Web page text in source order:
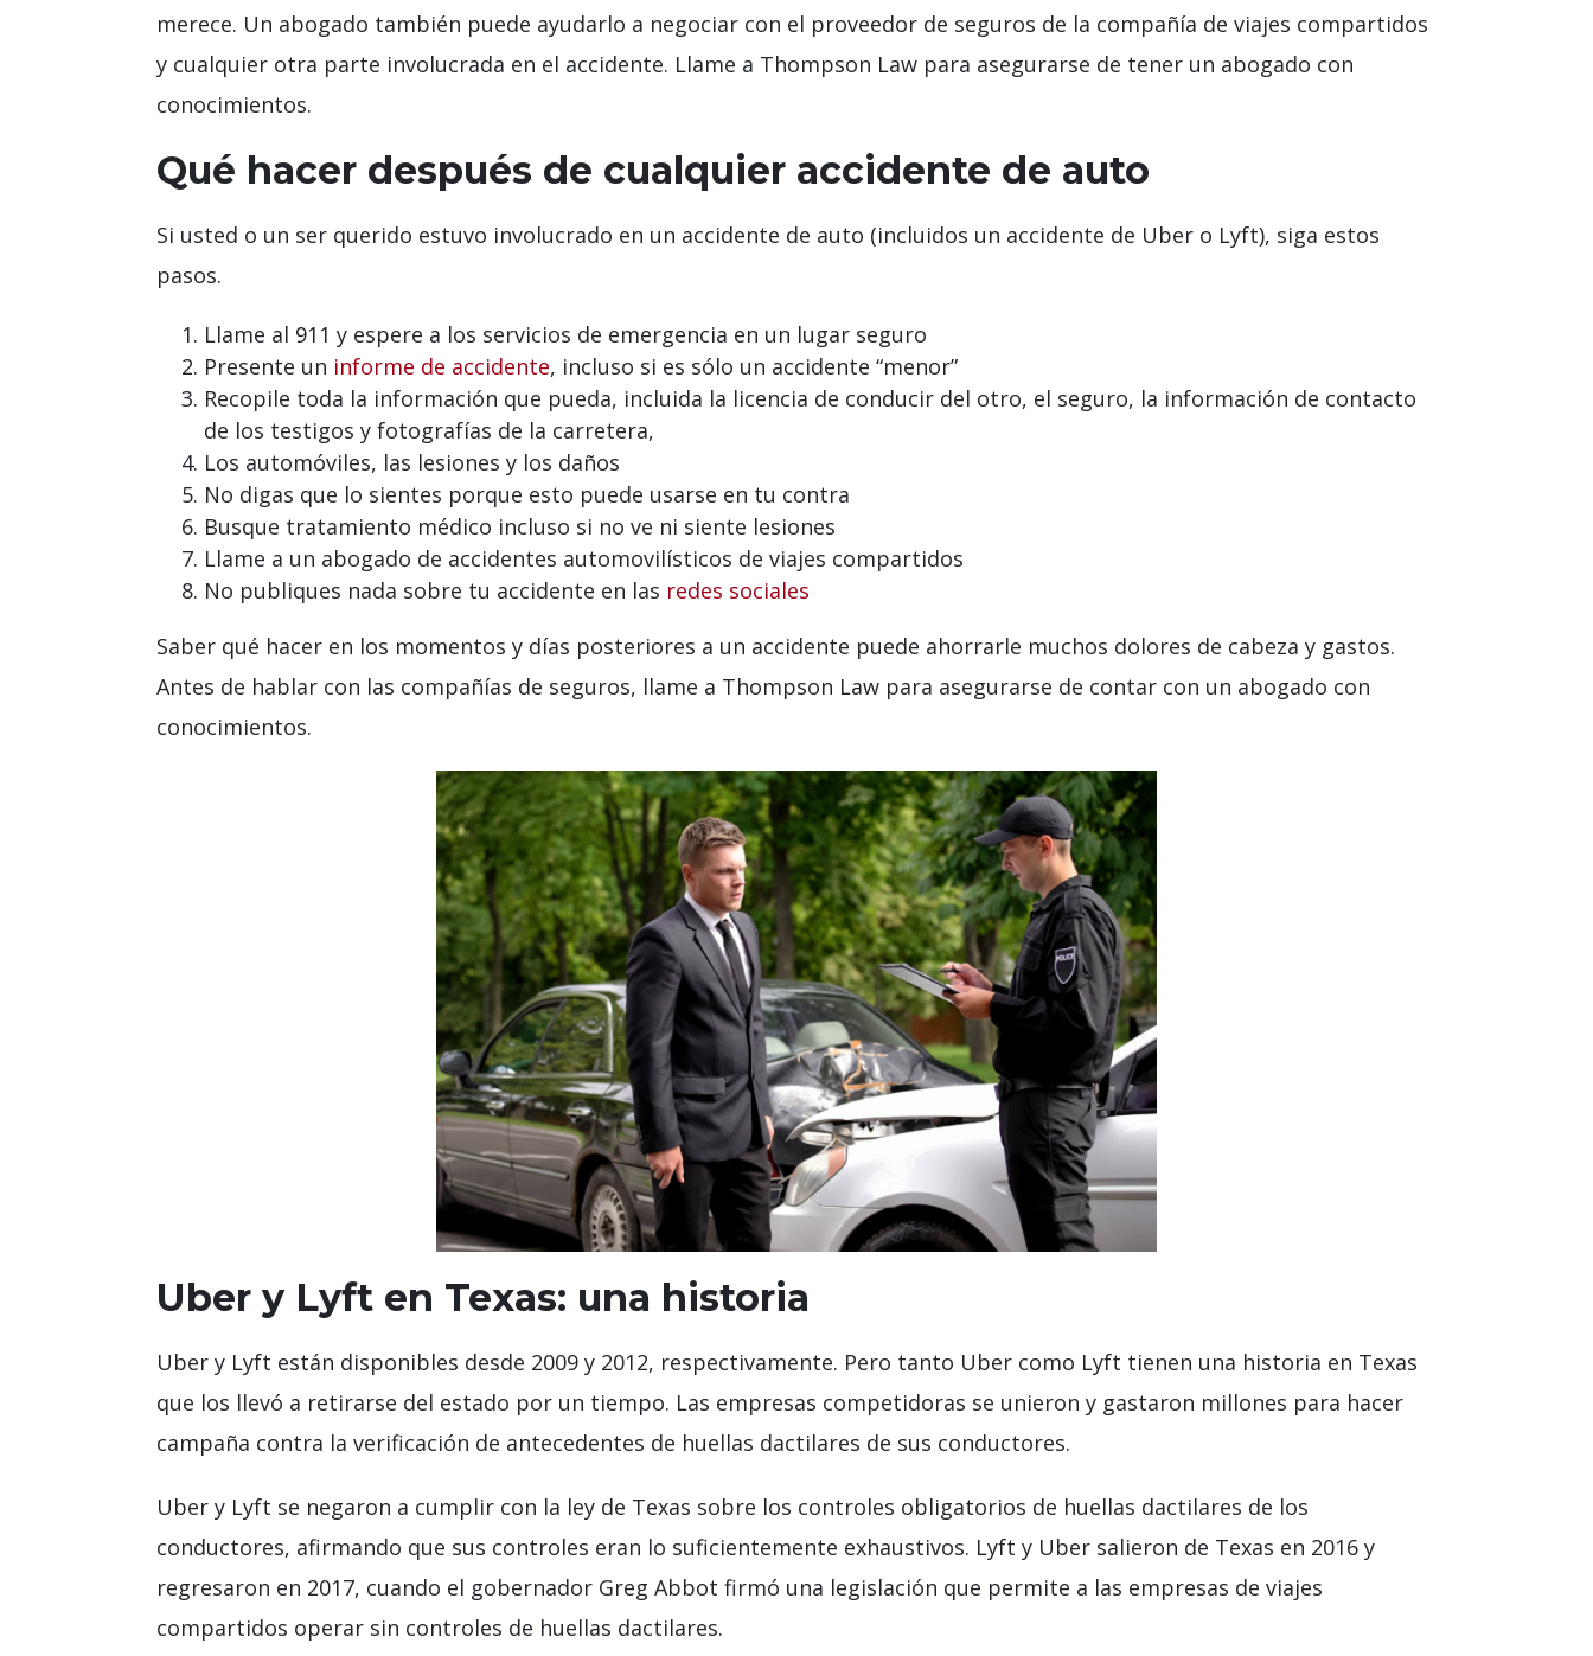
merece. Un abogado también puede ayudarlo a negociar con el proveedor de seguros de la compañía de viajes compartidos
y cualquier otra parte involucrada en el accidente. Llame a Thompson Law para asegurarse de tener un abogado con
conocimientos.
Qué hacer después de cualquier accidente de auto
Si usted o un ser querido estuvo involucrado en un accidente de auto (incluidos un accidente de Uber o Lyft), siga estos
pasos.
Llame al 911 y espere a los servicios de emergencia en un lugar seguro
Presente un informe de accidente, incluso si es sólo un accidente “menor”
Recopile toda la información que pueda, incluida la licencia de conducir del otro, el seguro, la información de contacto
de los testigos y fotografías de la carretera,
Los automóviles, las lesiones y los daños
No digas que lo sientes porque esto puede usarse en tu contra
Busque tratamiento médico incluso si no ve ni siente lesiones
Llame a un abogado de accidentes automovilísticos de viajes compartidos
No publiques nada sobre tu accidente en las redes sociales
Saber qué hacer en los momentos y días posteriores a un accidente puede ahorrarle muchos dolores de cabeza y gastos.
Antes de hablar con las compañías de seguros, llame a Thompson Law para asegurarse de contar con un abogado con
conocimientos.
Uber y Lyft en Texas: una historia
Uber y Lyft están disponibles desde 2009 y 2012, respectivamente. Pero tanto Uber como Lyft tienen una historia en Texas
que los llevó a retirarse del estado por un tiempo. Las empresas competidoras se unieron y gastaron millones para hacer
campaña contra la verificación de antecedentes de huellas dactilares de sus conductores.
Uber y Lyft se negaron a cumplir con la ley de Texas sobre los controles obligatorios de huellas dactilares de los
conductores, afirmando que sus controles eran lo suficientemente exhaustivos. Lyft y Uber salieron de Texas en 2016 y
regresaron en 2017, cuando el gobernador Greg Abbot firmó una legislación que permite a las empresas de viajes
compartidos operar sin controles de huellas dactilares.